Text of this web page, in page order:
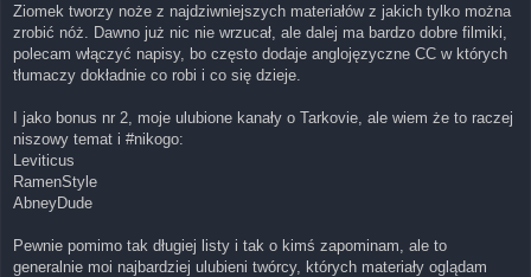
Ziomek tworzy noże z najdziwniejszych materiałów z jakich tylko można
zrobić nóż. Dawno już nic nie wrzucał, ale dalej ma bardzo dobre filmiki,
polecam włączyć napisy, bo często dodaje anglojęzyczne CC w których
tłumaczy dokładnie co robi i co się dzieje.
I jako bonus nr 2, moje ulubione kanały o Tarkovie, ale wiem że to raczej
niszowy temat i #nikogo:
Leviticus
RamenStyle
AbneyDude
Pewnie pomimo tak długiej listy i tak o kimś zapominam, ale to
generalnie moi najbardziej ulubieni twórcy, których materiały oglądam